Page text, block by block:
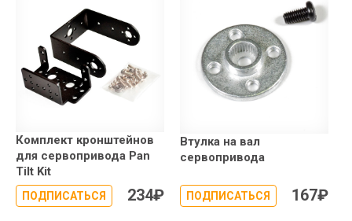
Комплект кронштейнов
для сервопривода Pan
Tilt Kit
ПОДПИСАТЬСЯ 234₽
Втулка на вал
сервопривода
ПОДПИСАТЬСЯ 167₽